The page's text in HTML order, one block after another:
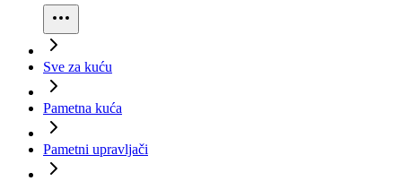
Sve za kuću
Pametna kuća
Pametni upravljači